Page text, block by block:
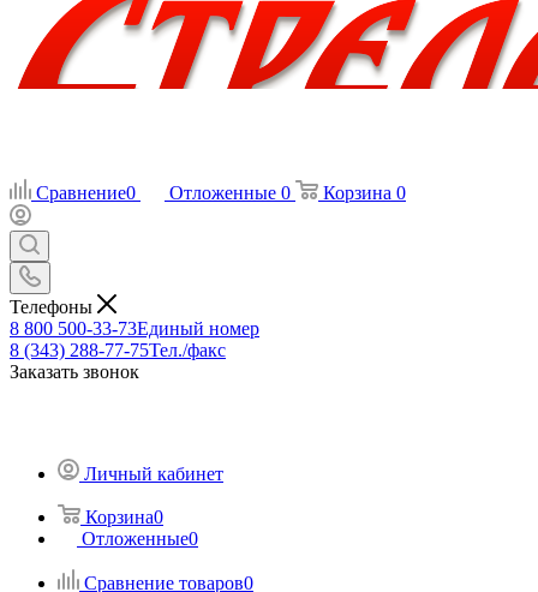
Сравнение0 Отложенные 0 Корзина 0
Телефоны
8 800 500-33-73Единый номер
8 (343) 288-77-75Тел./факс
Заказать звонок
Личный кабинет
Корзина0
Отложенные0
Сравнение товаров0